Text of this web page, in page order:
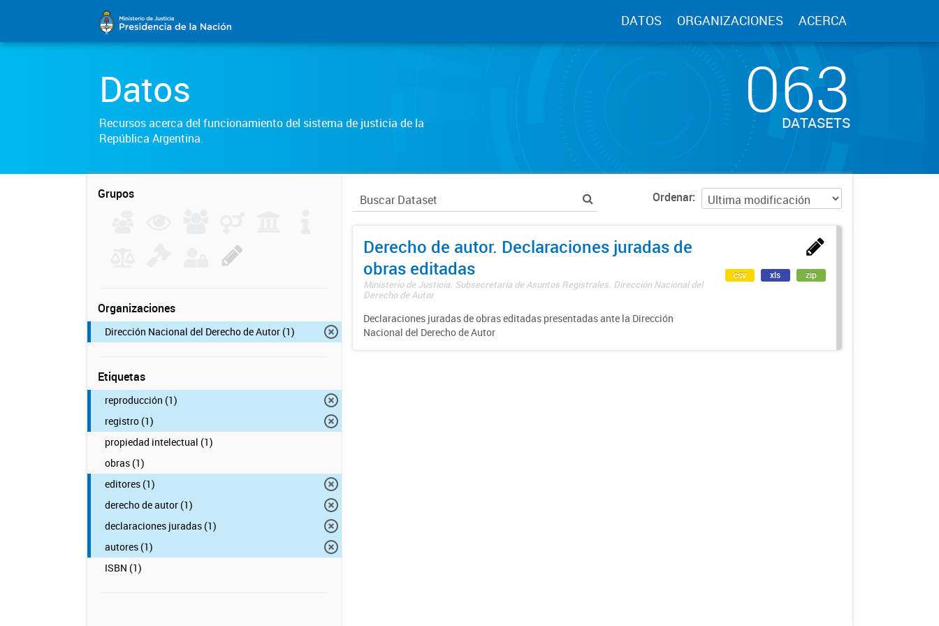
DATOS ORGANIZACIONES ACERCA
Datos
Recursos acerca del funcionamiento del sistema de justicia de la
República Argentina.
063
DATASETS
Grupos
Organizaciones
Dirección Nacional del Derecho de Autor (1)
Etiquetas
reproducción (1)
registro (1)
propiedad intelectual (1)
obras (1)
editores (1)
derecho de autor (1)
declaraciones juradas (1)
autores (1)
ISBN (1)
Ordenar
Derecho de autor. Declaraciones juradas de
obras editadas
Ministerio de Justicia. Subsecretaría de Asuntos Registrales. Dirección Nacional del
Derecho de Autor
Declaraciones juradas de obras editadas presentadas ante la Dirección
Nacional del Derecho de Autor
csv xls zip